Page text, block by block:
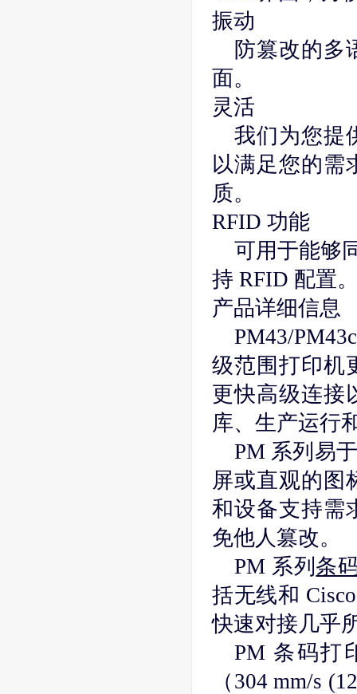
振动
防篡改的多
面。
灵活
我们为您提
以满足您的需
质。
RFID 功能
可用于能够
持 RFID 配置
产品详细信息
PM43/
级范围打印机
更快高级连接
库、生产运行
PM 系列易
屏或直观的图
和设备支持需
免他人篡改。
PM 系列条
括无线和
快速对接几乎
PM 条码打
（304 mm/s